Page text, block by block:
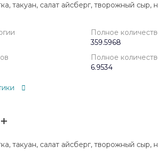
такуан, салат айсберг, творожный сыр,
Полное
359.5968
Полное
6.9534
такуан, салат айсберг, творожный сыр,